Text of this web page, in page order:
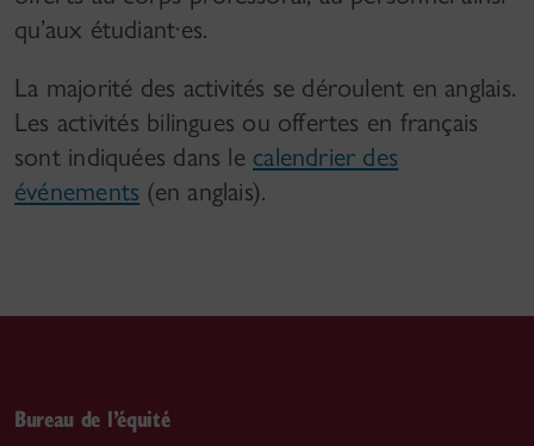
qu’aux étudiant·es.
La majorité des activités se déroulent en anglais.
Les activités bilingues ou offertes en français
sont indiquées dans le calendrier des
événements (en anglais).
Bureau de l’équité